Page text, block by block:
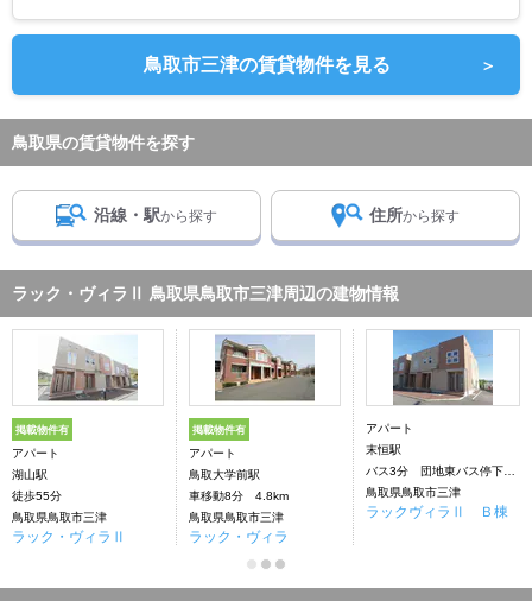
鳥取市三津の賃貸物件を見る ＞
鳥取県の賃貸物件を探す
沿線・駅から探す 住所から探す
ラック・ヴィラⅡ 鳥取県鳥取市三津周辺の建物情報
掲載物件有
アパート
湖山駅
徒歩55分
鳥取県鳥取市三津
ラック・ヴィラⅡ
掲載物件有
アパート
鳥取大学前駅
車移動8分 4.8km
鳥取県鳥取市三津
ラック・ヴィラ
アパート
末恒駅
バス3分 団地東バス停下車：停歩4分
鳥取県鳥取市三津
ラックヴィラⅡ Ｂ棟